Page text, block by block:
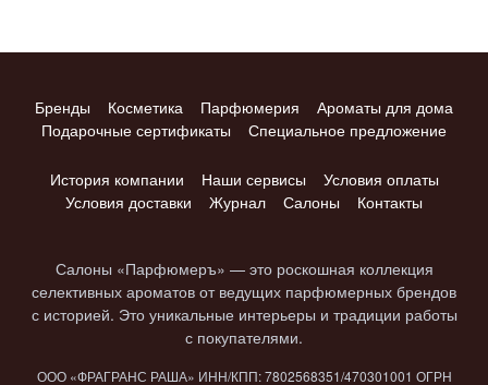
Бренды Косметика Парфюмерия
Ароматы для дома
Подарочные сертификаты
Специальное предложение
История компании Наши сервисы
Условия оплаты
Условия доставки
Журнал Салоны Контакты
Салоны «Парфюмеръ» — это роскошная коллекция
селективных ароматов от ведущих парфюмерных брендов
с историей. Это уникальные интерьеры и традиции работы
с покупателями.
ООО «ФРАГРАНС РАША» ИНН/КПП: 7802​568351/4703​01001 ОГРН